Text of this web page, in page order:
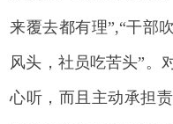
来覆去都有理”,“干部
风头，社员吃苦头”。
心听，而且主动承担